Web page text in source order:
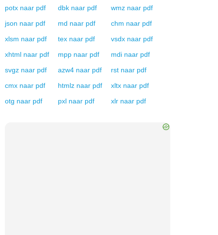
potx naar pdf dbk naar pdf wmz naar pdf
json naar pdf md naar pdf chm naar pdf
xlsm naar pdf tex naar pdf vsdx naar pdf
xhtml naar pdf mpp naar pdf mdi naar pdf
svgz naar pdf azw4 naar pdf rst naar pdf
cmx naar pdf htmlz naar pdf xltx naar pdf
otg naar pdf pxl naar pdf xlr naar pdf